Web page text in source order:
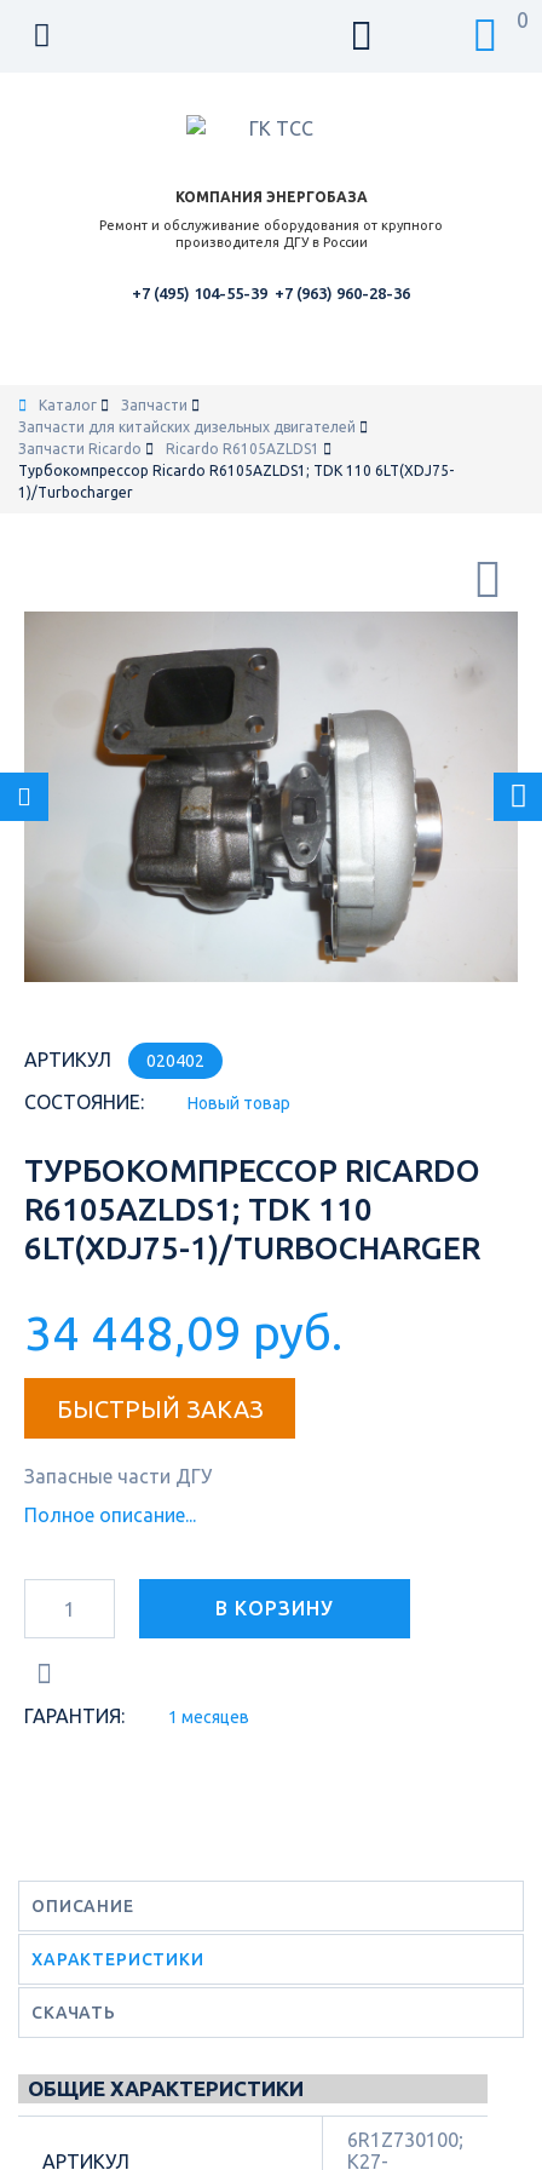
КОМПАНИЯ ЭНЕРГОБАЗА
Ремонт и обслуживание оборудования от крупного
производителя ДГУ в России
0
+7 (495) 104-55-39 +7 (963) 960-28-36
Каталог
Запчасти
Запчасти для китайских дизельных двигателей
Запчасти Ricardo
Ricardo R6105AZLDS1
Турбокомпрессор Ricardo R6105AZLDS1; TDK 110 6LT(XDJ75-
1)/Turbocharger
АРТИКУЛ 020402
СОСТОЯНИЕ: Новый товар
ТУРБОКОМПРЕССОР RICARDO
R6105AZLDS1; TDK 110
6LT(XDJ75-1)/TURBOCHARGER
34 448,09 руб.
БЫСТРЫЙ ЗАКАЗ
Запасные части ДГУ
Полное описание...
В КОРЗИНУ
ГАРАНТИЯ: 1 месяцев
ОПИСАНИЕ
ХАРАКТЕРИСТИКИ
СКАЧАТЬ
ОБЩИЕ ХАРАКТЕРИСТИКИ
АРТИКУЛ
6R1Z730100;
K27-